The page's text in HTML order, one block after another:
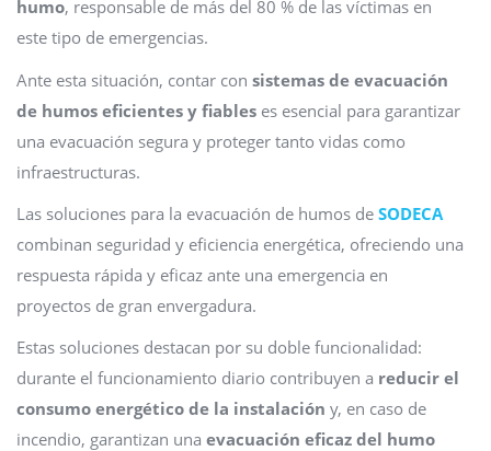
humo, responsable de más del 80 % de las víctimas en
este tipo de emergencias.
Ante esta situación, contar con sistemas de evacuación
de humos eficientes y fiables es esencial para garantizar
una evacuación segura y proteger tanto vidas como
infraestructuras.
Las soluciones para la evacuación de humos de SODECA
combinan seguridad y eficiencia energética, ofreciendo una
respuesta rápida y eficaz ante una emergencia en
proyectos de gran envergadura.
Estas soluciones destacan por su doble funcionalidad:
durante el funcionamiento diario contribuyen a reducir el
consumo energético de la instalación y, en caso de
incendio, garantizan una evacuación eficaz del humo